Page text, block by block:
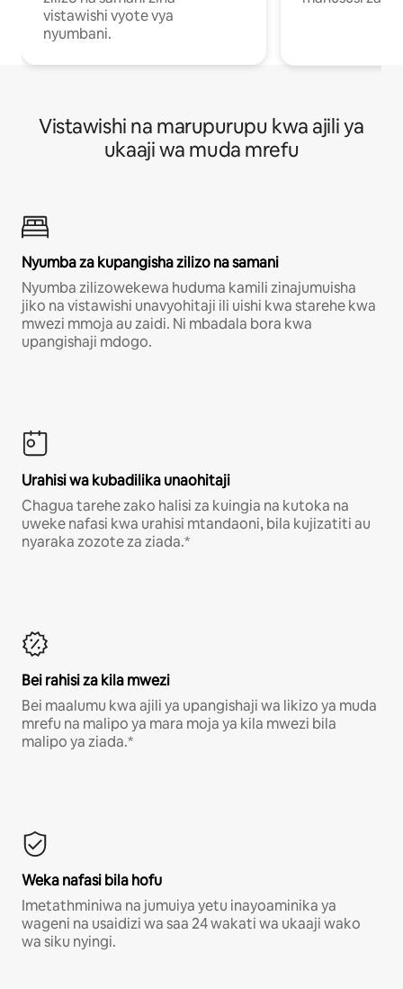
vistawishi vyote vya
nyumbani.
Vistawishi na marupurupu kwa ajili ya
ukaaji wa muda mrefu
Nyumba za kupangisha zilizo na samani
Nyumba zilizowekewa huduma kamili zinajumuisha
jiko na vistawishi unavyohitaji ili uishi kwa starehe kwa
mwezi mmoja au zaidi. Ni mbadala bora kwa
upangishaji mdogo.
Urahisi wa kubadilika unaohitaji
Chagua tarehe zako halisi za kuingia na kutoka na
uweke nafasi kwa urahisi mtandaoni, bila kujizatiti au
nyaraka zozote za ziada.*
Bei rahisi za kila mwezi
Bei maalumu kwa ajili ya upangishaji wa likizo ya muda
mrefu na malipo ya mara moja ya kila mwezi bila
malipo ya ziada.*
Weka nafasi bila hofu
Imetathminiwa na jumuiya yetu inayoaminika ya
wageni na usaidizi wa saa 24 wakati wa ukaaji wako
wa siku nyingi.